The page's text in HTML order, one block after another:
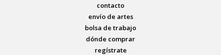
contacto
envío de artes
bolsa de trabajo
dónde comprar
regístrate